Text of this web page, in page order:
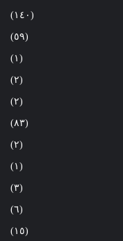
(١٤٠)
(٥٩)
(١)
(٢)
(٢)
(٨٣)
(٢)
(١)
(٣)
(٦)
(١٥)